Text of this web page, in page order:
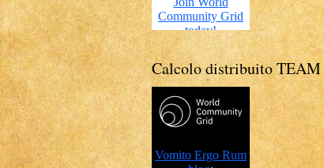
Calcolo distribuito TEAM